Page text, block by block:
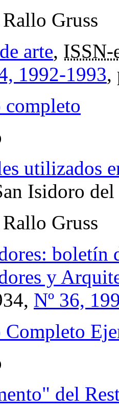
Gruss
arte, ISSN-
1992-1993,
completo
utilizados
Isidoro
Gruss
y
Nº 36,
Completo
del